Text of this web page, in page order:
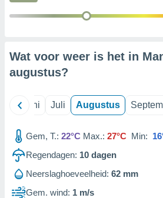
Wat voor weer is het in
augustus?
Juni Juli Augustus
Gem, T.: 22°C Max.: 27°C Min:
Regendagen: 10 dagen
Neerslaghoeveelheid: 62 mm
Gem. wind: 1 m/s